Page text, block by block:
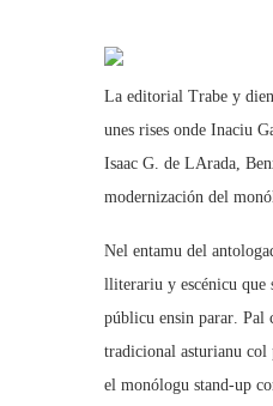
La editorial Trabe y
unes rises onde Inaciu
Isaac G. de LArada,
modernización del
Nel entamu del
lliterariu y escénicu que
públicu ensin parar.
tradicional asturianu col
el monólogu stand-up